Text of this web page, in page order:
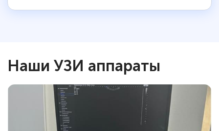
Наши УЗИ аппараты